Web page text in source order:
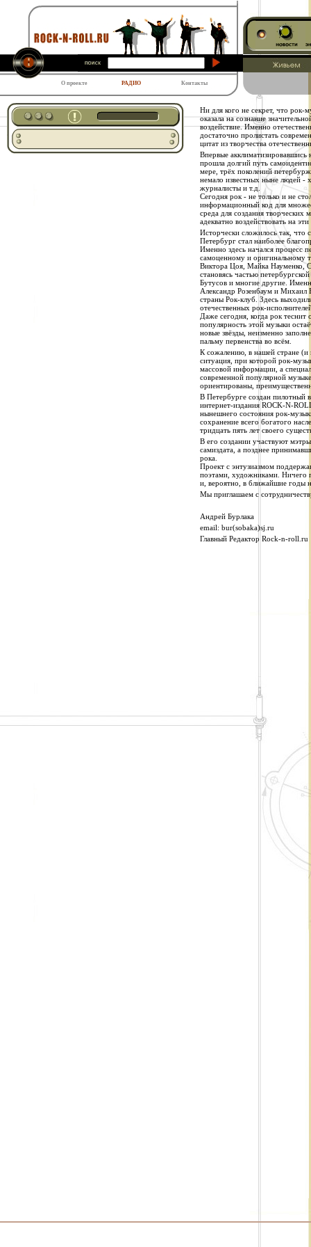
О проекте РАДИО Контакты
Ни для кого не секрет, что рок-
оказала на сознание
воздействие. Именно
достаточно пролистать
цитат из творчества
Впервые
прошла долгий путь
мере, трёх поколений
немало известных ныне людей -
журналисты и т.д.
Сегодня рок - не только и не
информационный код для
среда для создания
адекватно воздействовать на
Исторчески сложилось так,
Петербург стал наиболее
Именно здесь начался процесс
самоценному и оригинальному
Виктора Цоя, Майка Науменко,
становясь частью
Бутусов и многие другие.
Александр Розенбаум и Михаил
страны Рок-клуб. Здесь
отечественных рок-
Даже сегодня, когда рок теснит
популярность этой музыки
новые звёзды, неизменно
пальму первенства во всём.
К сожалению, в нашей стране (и
ситуация, при которой рок-
массовой информации, а
современной популярной
ориентированы,
В Петербурге создан пилотный
интернет-издания ROCK-N-
нынешнего состояния рок-
сохранение всего богатого
тридцать пять лет своего
В его создании участвуют
самиздата, а позднее
рока.
Проект с энтузиазмом
поэтами, художниками. Ничего
и, вероятно, в ближайшие годы
Мы приглашаем с
Андрей Бурлака
email: bur(sobaka)sj.ru
Главный Редактор Rock-n-roll.ru